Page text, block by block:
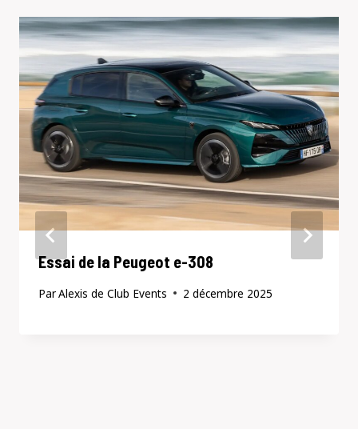
Essai de la Peugeot e-308
ParAlexis de Club Events 2 décembre 2025